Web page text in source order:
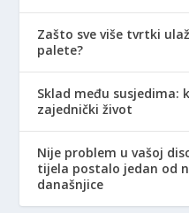
Zašto sve više tvrtki
palete?
Sklad među
zajednički život
Nije problem u vašoj
tijela postalo jedan od
današnjice